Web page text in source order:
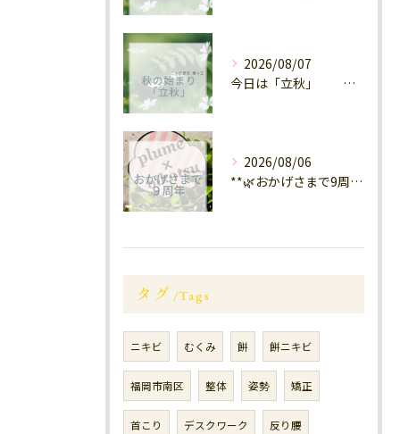
2026/08/07
今日は「立秋」 南区福岡
2026/08/06
**🌿おかげさまで9周年🌿** 大橋
タグ Tags
ニキビ むくみ 餅 餅ニキビ
福岡市南区 整体 姿勢 矯正
首こり デスクワーク 反り腰